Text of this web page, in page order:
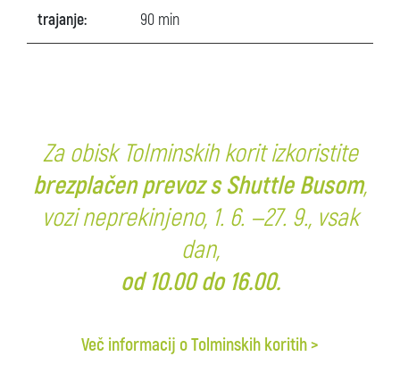
trajanje: 90 min
Za obisk Tolminskih korit izkoristite
brezplačen prevoz s Shuttle Busom,
vozi neprekinjeno, 1. 6. —27. 9., vsak
dan,
od 10.00 do 16.00.
Več informacij o Tolminskih koritih >